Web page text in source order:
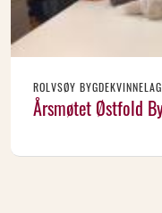
ROLVSØY
Årsmøtet Østfold